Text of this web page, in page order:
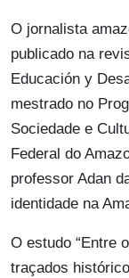
O jornalista
publicado na
Educación y
mestrado no
Sociedade e
Federal do
professor Adan
identidade na
O estudo “Entre
traçados